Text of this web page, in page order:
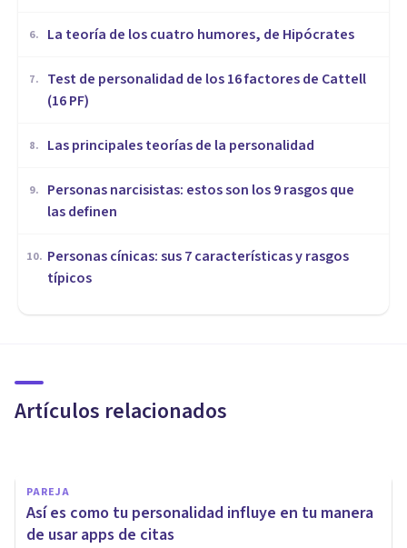
6. ​La teoría de los cuatro humores, de Hipócrates
7.
Test de personalidad de los 16 factores de Cattell
(16 PF)
8. Las principales teorías de la personalidad
9.
Personas narcisistas: estos son los 9 rasgos que
las definen
10. Personas cínicas: sus 7 características y rasgos
típicos
Artículos relacionados
Quienes tienen rasgos de
una visión pesimista del
mundo
PAREJA
Así es como tu personalidad influye en tu manera
de usar apps de citas